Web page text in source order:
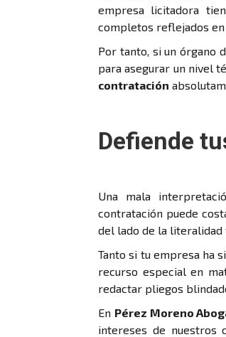
empresa licitadora
completos reflejados
Por tanto, si un órgano
para asegurar un nivel
contratación
Defiende
Una mala
contratación puede
del lado de la literalidad
Tanto si tu empresa ha
recurso especial en
redactar pliegos
En Pérez Moreno
intereses de nuestros